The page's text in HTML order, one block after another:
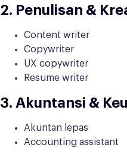
2. Penulisan &
Content writer
Copywriter
UX copywriter
Resume writer
3. Akuntansi &
Akuntan lepas
Accounting assistant